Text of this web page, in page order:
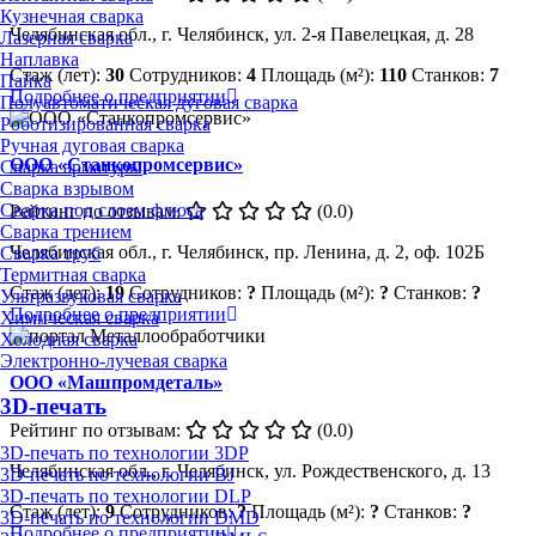
Кузнечная сварка
Лазерная сварка
Наплавка
Пайка
Полуавтоматическая дуговая сварка
Роботизированная сварка
Ручная дуговая сварка
Сварка арматуры
Сварка взрывом
Сварка под слоем флюса
Сварка трением
Сварка труб
Термитная сварка
Ультразвуковая сварка
Химическая сварка
Холодная сварка
Электронно-лучевая сварка
3D-печать
3D-печать по технологии 3DP
3D-печать по технологии BJ
3D-печать по технологии DLP
3D-печать по технологии DMD
Челябинская обл., г. Челябинск, ул. 2-я Павелецкая, д. 28
Стаж (лет): 30 Сотрудников: 4 Площадь (м²): 110 Станков: 7
Подробнее о предприятии
ООО «Станкопромсервис»
Рейтинг по отзывам:
(0.0)
Челябинская обл., г. Челябинск, пр. Ленина, д. 2, оф. 102Б
Стаж (лет):19 Сотрудников: ? Площадь (м²): ? Станков: ?
Подробнее о предприятии
ООО «Машпромдеталь»
Рейтинг по отзывам:
(0.0)
Челябинская обл., г. Челябинск, ул. Рождественского, д. 13
Стаж (лет):9 Сотрудников:? Площадь (м²): ? Станков: ?